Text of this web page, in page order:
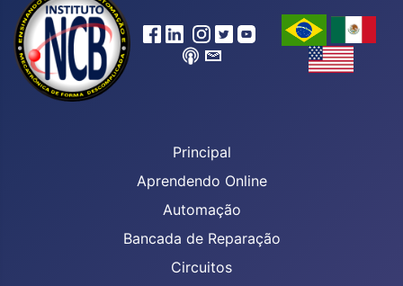
Principal
Aprendendo Online
Automação
Bancada de Reparação
Circuitos